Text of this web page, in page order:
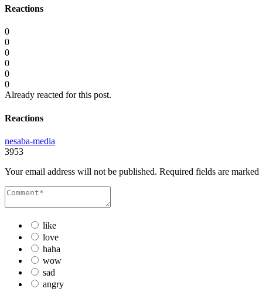
Reactions
0
0
0
0
0
0
Already reacted for this post.
Reactions
nesaba-media
3953
Your email address will not be published. Required fields are marked
like
love
haha
wow
sad
angry